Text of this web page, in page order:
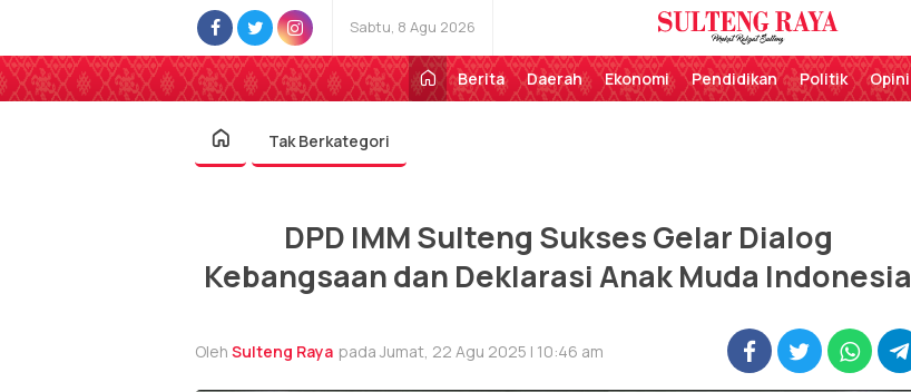
Sabtu, 8 Agu 2026
Sulteng Raya
Perekat Rakyat Sulteng
Berita
Daerah Ekonomi Pendidikan Politik Opini
Tak Berkategori
DPD IMM Sulteng Sukses Gelar Dialog
Kebangsaan dan Deklarasi Anak Muda Indonesia
Oleh Sulteng Raya pada Jumat, 22 Agu 2025 | 10:46 am